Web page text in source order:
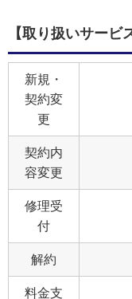
【取り扱いサービ
新規・
契約変
更
契約内
容変更
修理受
付
解約
料金支